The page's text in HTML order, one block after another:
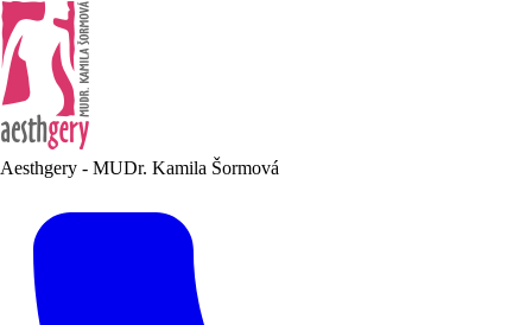
Aesthgery - MUDr. Kamila Šormová